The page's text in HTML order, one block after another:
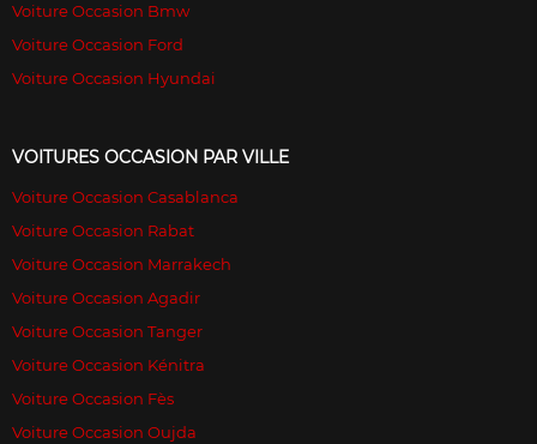
Voiture Occasion Bmw
Voiture Occasion Ford
Voiture Occasion Hyundai
VOITURES OCCASION PAR VILLE
Voiture Occasion Casablanca
Voiture Occasion Rabat
Voiture Occasion Marrakech
Voiture Occasion Agadir
Voiture Occasion Tanger
Voiture Occasion Kénitra
Voiture Occasion Fès
Voiture Occasion Oujda